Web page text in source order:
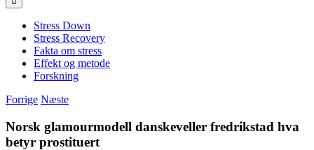
Stress Down
Stress Recovery
Fakta om stress
Effekt og metode
Forskning
Forrige Næste
Norsk glamourmodell danskeveller fredrikstad hva
betyr prostituert